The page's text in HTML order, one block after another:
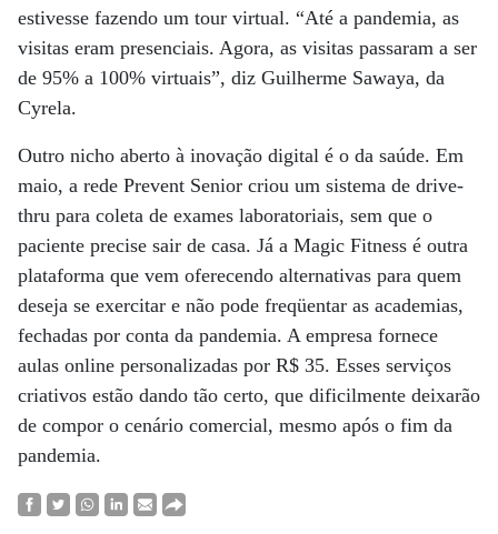
estivesse fazendo um tour virtual. “Até a pandemia, as
visitas eram presenciais. Agora, as visitas passaram a ser
de 95% a 100% virtuais”, diz Guilherme Sawaya, da
Cyrela.
Outro nicho aberto à inovação digital é o da saúde. Em
maio, a rede Prevent Senior criou um sistema de drive-
thru para coleta de exames laboratoriais, sem que o
paciente precise sair de casa. Já a Magic Fitness é outra
plataforma que vem oferecendo alternativas para quem
deseja se exercitar e não pode freqüentar as academias,
fechadas por conta da pandemia. A empresa fornece
aulas online personalizadas por R$ 35. Esses serviços
criativos estão dando tão certo, que dificilmente deixarão
de compor o cenário comercial, mesmo após o fim da
pandemia.